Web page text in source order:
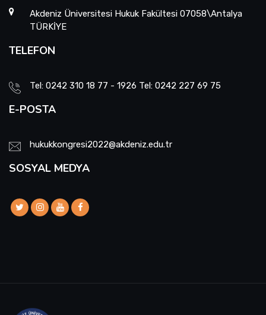
Akdeniz Üniversitesi Hukuk Fakültesi 07058\Antalya
TÜRKİYE
TELEFON
Tel: 0242 310 18 77 - 1926 Tel: 0242 227 69 75
E-POSTA
hukukkongresi2022@akdeniz.edu.tr
SOSYAL MEDYA